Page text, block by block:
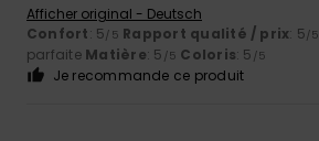
Afficher original - Deutsch
Confort: 5/5 Rapport qualité / prix: 5/5
parfaite Matière: 5 /5 Coloris: 5 /5
Je recommande ce produit